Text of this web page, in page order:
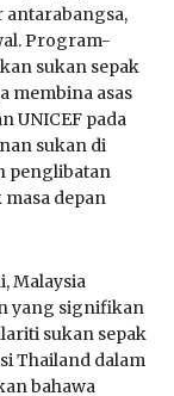
Program-
sukan sepak
membina asas
UNICEF pada
sukan di
penglibatan
depan
Malaysia
yang signifikan
sukan sepak
Thailand dalam
bahawa